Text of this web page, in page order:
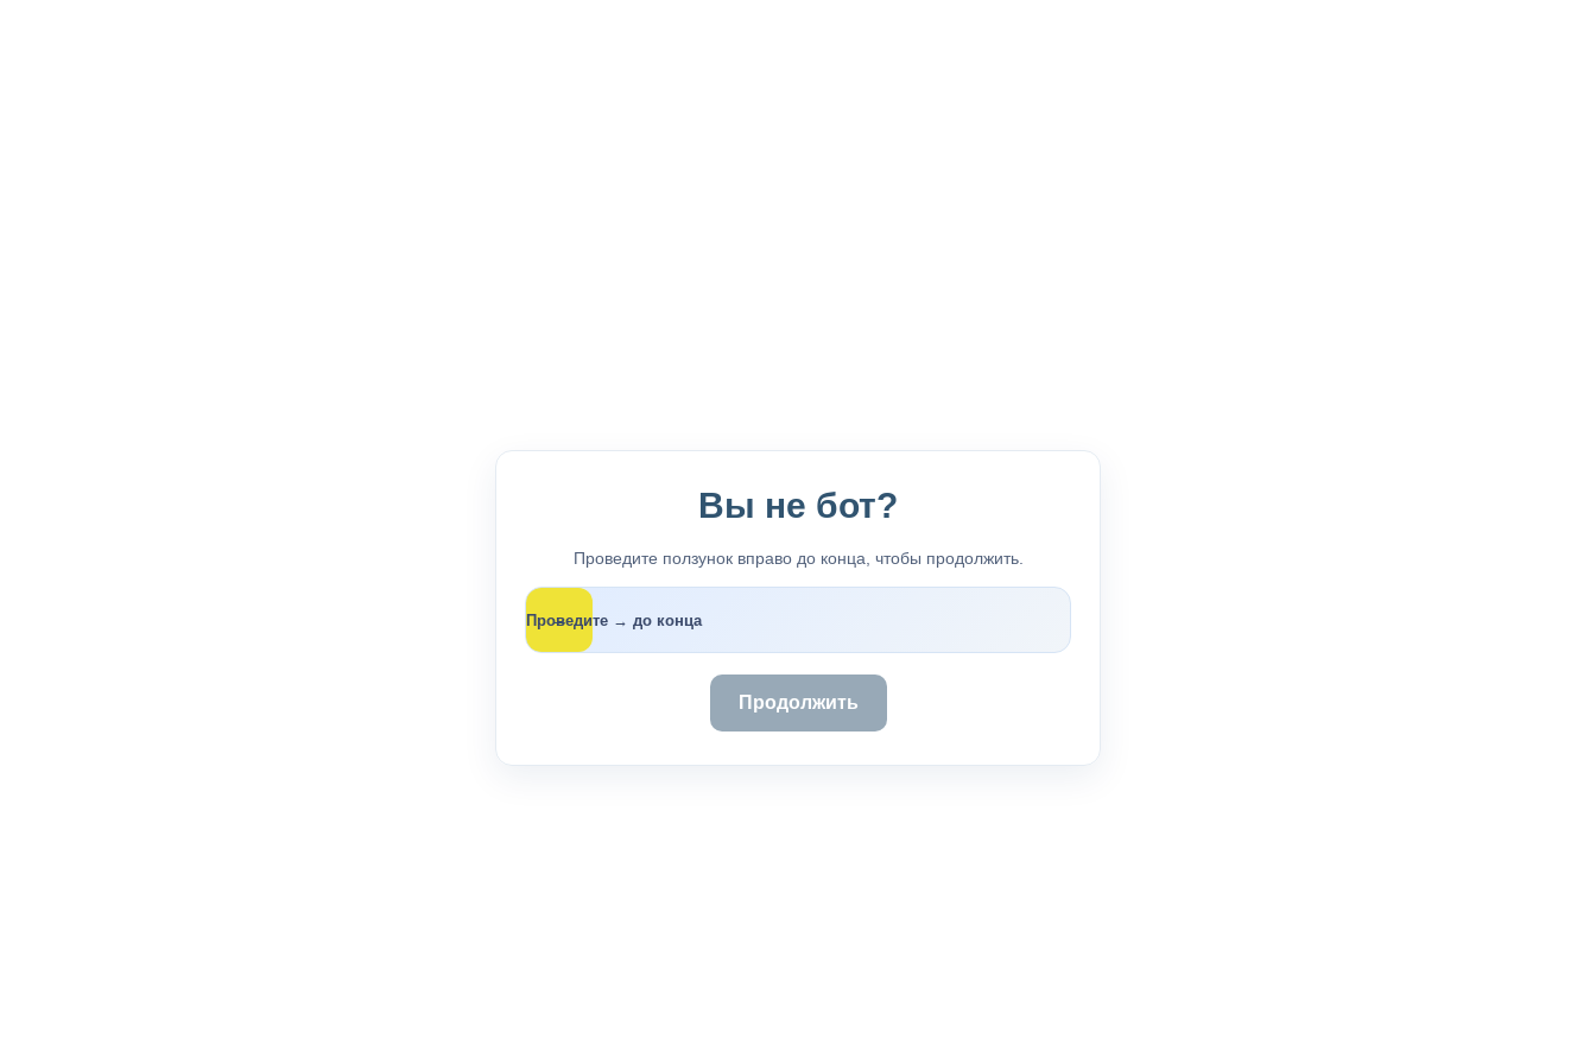
Вы не бот?
Проведите ползунок вправо до конца, чтобы продолжить.
Проведите → до конца
→
Продолжить